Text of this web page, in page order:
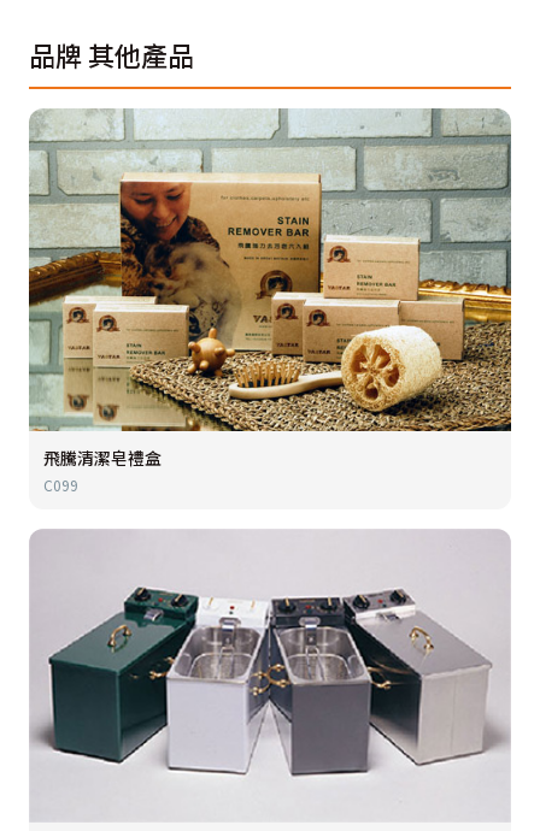
品牌其他產品
飛騰清潔皂禮盒
C099